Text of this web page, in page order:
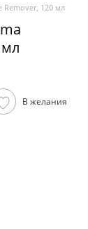
Remover, 120 мл
В желания